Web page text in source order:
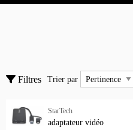
Montrer seulement
Montrer seulement
Filtres Trier par
Trier par
StarTech
adaptateur vidéo